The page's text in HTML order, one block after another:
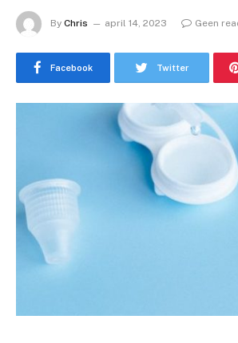
By Chris april 14, 2023 Geen
Facebook Twitter